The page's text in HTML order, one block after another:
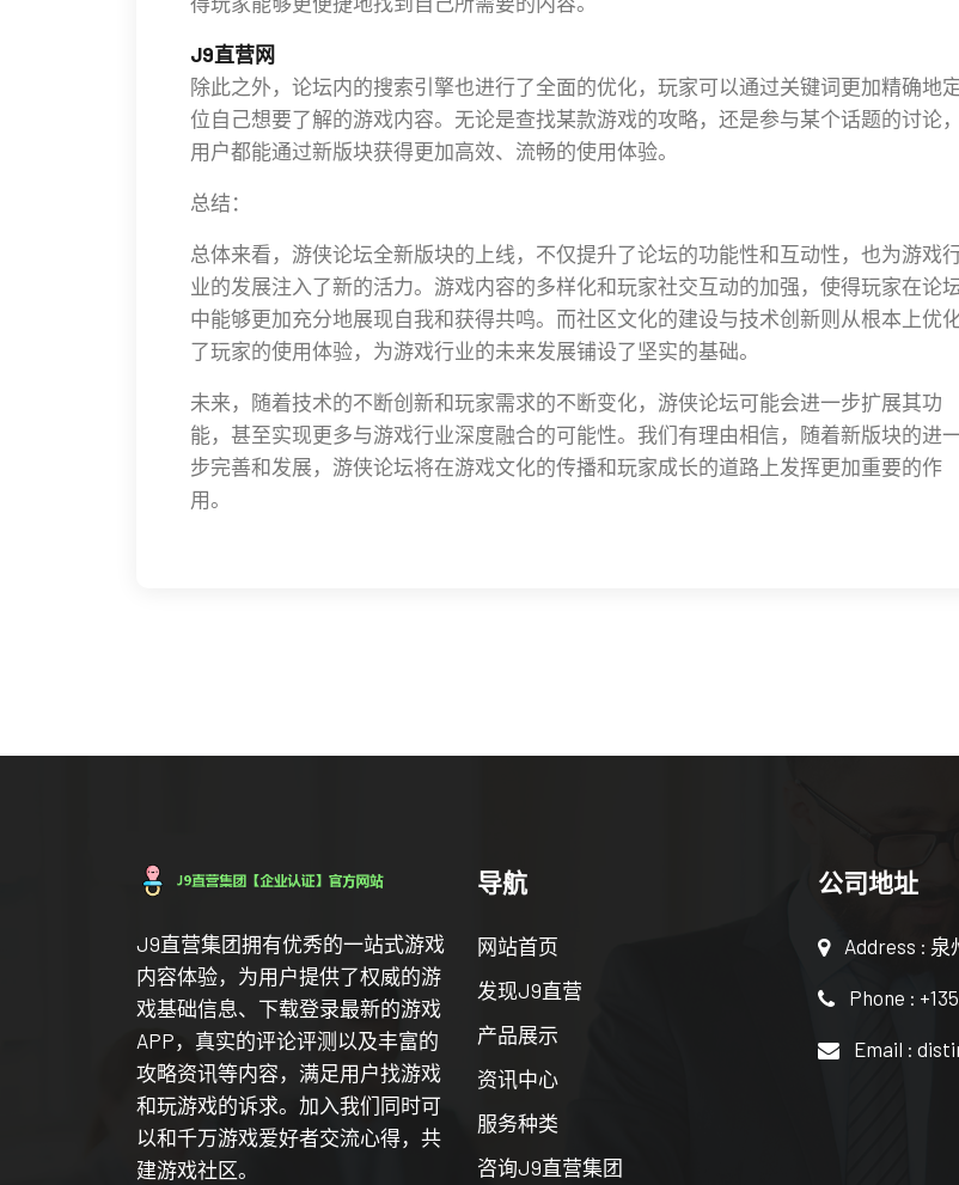
J9直营网
除此之外，论坛内的搜索引擎也进行了全面的优化，玩家可以通过关键词更加精确地
位自己想要了解的游戏内容。无论是查找某款游戏的攻略，还是参与某个话题的讨论，
用户都能通过新版块获得更加高效、流畅的使用体验。
总结：
总体来看，游侠论坛全新版块的上线，不仅提升了论坛的功能性和互动性，也为游戏
业的发展注入了新的活力。游戏内容的多样化和玩家社交互动的加强，使得玩家在论
中能够更加充分地展现自我和获得共鸣。而社区文化的建设与技术创新则从根本上优
了玩家的使用体验，为游戏行业的未来发展铺设了坚实的基础。
未来，随着技术的不断创新和玩家需求的不断变化，游侠论坛可能会进一步扩展其功
能，甚至实现更多与游戏行业深度融合的可能性。我们有理由相信，随着新版块的进
步完善和发展，游侠论坛将在游戏文化的传播和玩家成长的道路上发挥更加重要的作
用。
J9直营集团拥有优秀的一站式游戏
内容体验，为用户提供了权威的游
戏基础信息、下载登录最新的游戏
APP，真实的评论评测以及丰富的
攻略资讯等内容，满足用户找游戏
和玩游戏的诉求。加入我们同时可
以和千万游戏爱好者交流心得，共
建游戏社区。
导航
网站首页
发现J9直营
产品展示
资讯中心
服务种类
咨询J9直营集团
公司地址
Address :
Phone :
Email :